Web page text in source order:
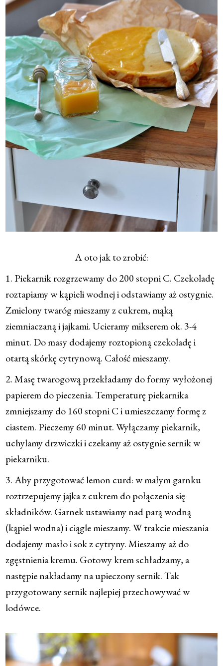
A oto jak to zrobić:
1. Piekarnik rozgrzewamy do 200 stopni C. Czekoladę
roztapiamy w kąpieli wodnej i odstawiamy aż ostygnie.
Zmielony twaróg mieszamy z cukrem, mąką
ziemniaczaną i jajkami. Ucieramy mikserem ok. 3-4
minut. Do masy dodajemy roztopioną czekoladę i
otartą skórkę cytrynową. Całość mieszamy.
2. Masę twarogową przekładamy do formy wyłożonej
papierem do pieczenia. Temperaturę piekarnika
zmniejszamy do 160 stopni C i umieszczamy formę z
ciastem. Pieczemy 60 minut. Wyłączamy piekarnik,
uchylamy drzwiczki i czekamy aż ostygnie sernik w
piekarniku.
3. Aby przygotować lemon curd: w małym garnku
roztrzepujemy jajka z cukrem do połączenia się
składników. Garnek ustawiamy nad parą wodną
(kąpiel wodna) i ciągle mieszamy. W trakcie mieszania
dodajemy masło i sok z cytryny. Mieszamy aż do
zgęstnienia kremu. Gotowy krem schładzamy, a
następie nakładamy na upieczony sernik. Tak
przygotowany sernik najlepiej przechowywać w
lodówce.